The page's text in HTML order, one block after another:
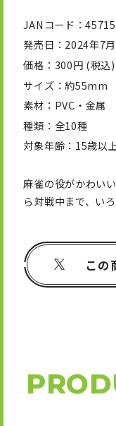
JANコード
発売日
2024年7
価格
300円 (税込)
サイズ
約55mm
素材
PVC・金属
種類
全10種
対象年齢
15歳以
麻雀の役がかわい
ら対戦中まで、い
この